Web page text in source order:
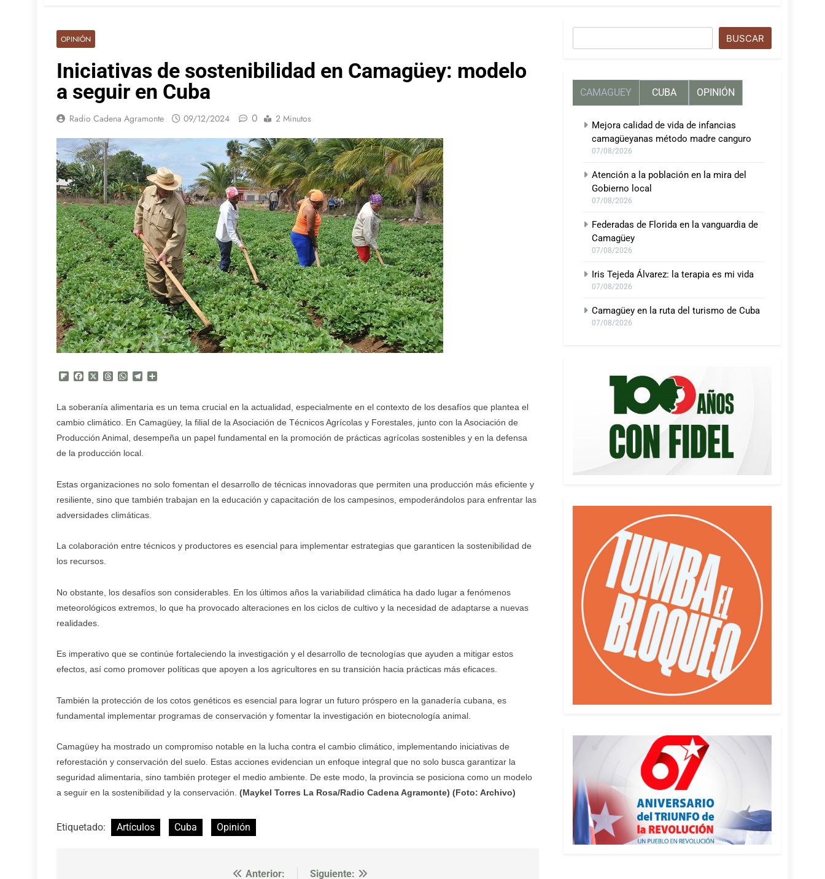
OPINIÓN
Iniciativas de sostenibilidad en Camagüey: modelo
a seguir en Cuba
Radio Cadena Agramonte 09/12/2024 0 2 Minutos
Flipboard
FacebookThreadsWhatsApp
Telegram
La soberanía alimentaria es un tema crucial en la actualidad, especialmente en el contexto de los desafíos que plantea el
cambio climático. En Camagüey, la filial de la Asociación de Técnicos Agrícolas y Forestales, junto con la Asociación de
Producción Animal, desempeña un papel fundamental en la promoción de prácticas agrícolas sostenibles y en la defensa
de la producción local.
Estas organizaciones no solo fomentan el desarrollo de técnicas innovadoras que permiten una producción más eficiente y
resiliente, sino que también trabajan en la educación y capacitación de los campesinos, empoderándolos para enfrentar las
adversidades climáticas.
La colaboración entre técnicos y productores es esencial para implementar estrategias que garanticen la sostenibilidad de
los recursos.
No obstante, los desafíos son considerables. En los últimos años la variabilidad climática ha dado lugar a fenómenos
meteorológicos extremos, lo que ha provocado alteraciones en los ciclos de cultivo y la necesidad de adaptarse a nuevas
realidades.
Es imperativo que se continúe fortaleciendo la investigación y el desarrollo de tecnologías que ayuden a mitigar estos
efectos, así como promover políticas que apoyen a los agricultores en su transición hacia prácticas más eficaces.
También la protección de los cotos genéticos es esencial para lograr un futuro próspero en la ganadería cubana, es
fundamental implementar programas de conservación y fomentar la investigación en biotecnología animal.
Camagüey ha mostrado un compromiso notable en la lucha contra el cambio climático, implementando iniciativas de
reforestación y conservación del suelo. Estas acciones evidencian un enfoque integral que no solo busca garantizar la
seguridad alimentaria, sino también proteger el medio ambiente. De este modo, la provincia se posiciona como un modelo
a seguir en la sostenibilidad y la conservación. (Maykel Torres La Rosa/Radio Cadena Agramonte) (Foto: Archivo)
Etiquetado: Artículos Cuba Opinión
Anterior:
Siguiente:
BUSCAR
CAMAGUEY CUBA OPINIÓN
Mejora calidad de vida de infancias
camagüeyanas método madre canguro
07/08/2026
Atención a la población en la mira del
Gobierno local
07/08/2026
Federadas de Florida en la vanguardia de
Camagüey
07/08/2026
Iris Tejeda Álvarez: la terapia es mi vida
07/08/2026
Camagüey en la ruta del turismo de Cuba
07/08/2026